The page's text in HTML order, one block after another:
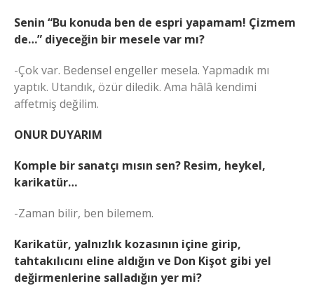
Senin “Bu konuda ben de espri yapamam! Çizmem
de…” diyeceğin bir mesele var mı?
-Çok var. Bedensel engeller mesela. Yapmadık mı
yaptık. Utandık, özür diledik. Ama hâlâ kendimi
affetmiş değilim.
ONUR DUYARIM
Komple bir sanatçı mısın sen? Resim, heykel,
karikatür…
-Zaman bilir, ben bilemem.
Karikatür, yalnızlık kozasının içine girip,
tahtakılıcını eline aldığın ve Don Kişot gibi yel
değirmenlerine salladığın yer mi?